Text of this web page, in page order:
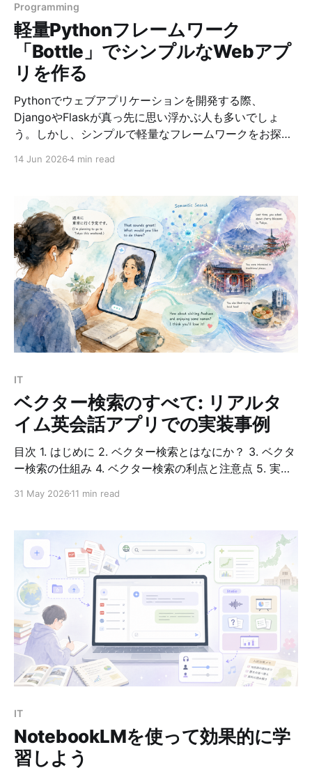
7です。
Programming
軽量Pythonフレームワーク
「Bottle」でシンプルなWebアプ
リを作る
Pythonでウェブアプリケーションを開発する際、
DjangoやFlaskが真っ先に思い浮かぶ人も多いでしょ
う。しかし、シンプルで軽量なフレームワークをお探し
は、Bottleの特徴や利点、そして実際の実装例をご紹介
します。 Bottleとは？ Bottle は、Python用の軽量なマ
イクロフレームワークです。DjangoやFlaskと比較する
と、機能を最小限に抑えた設計が特徴で、以下のような
特性があります。 Bottleの主な特徴 1. 極めてシンプルな
構成 * 依存関係が少なく、標準ライブラリのみで動作 *
インストールはpipで簡単にでき、依存ライブラリはほぼ
なし * 学習曲線が浅く、初心者にも優しい 2. 単一ファ
イルで構成可能 * フレームワーク全体がほぼ単一の
Pythonファイルで実装されている * 小〜中規模のアプリ
14 Jun 20264 min read
IT
ベクター検索のすべて: リアルタ
イム英会話アプリでの実装事例
目次 1. はじめに 2. ベクター検索とはなにか？ 3. ベクタ
ー検索の仕組み 4. ベクター検索の利点と注意点 5. 実装
例 7. 実装時の工夫 8. 補足・まとめ はじめに 現代のAI駆
ら関連情報を効率よく見つけることが重要です。本ブロ
グでは、ベクター検索という技術について、実際のアプ
リケーション事例を交えながら解説します。 題材となる
のは、リアルタイム英会話アプリです。このアプリは、
ユーザーが以前のやり取りに言及する際に、セマンティ
ック（意味的）に関連する過去の会話を自動的に検索
し、LLMの文脈に含めることで、より自然で一貫した会
話を実現しています。 ベクター検索とはなにか？ ベク
ター検索の定義 ベクター検索（Vector Search または
Semantic Search）は、テキスト、画像、音声などのデ
検索を行う技術です。 従来のキーワード検索と異なり、
ベクター
31 May 2026 11 min read
IT
NotebookLMを使って効果的に学
習しよう